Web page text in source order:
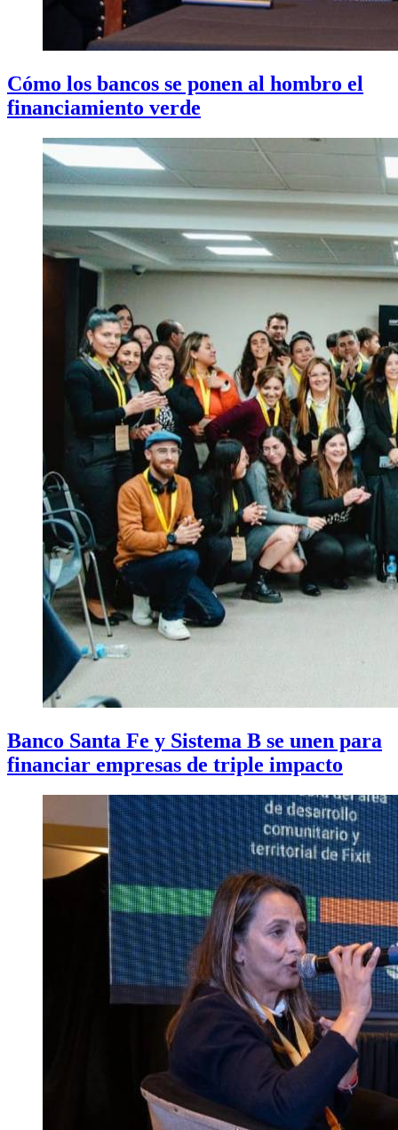
Cómo los bancos se ponen al hombro el
financiamiento verde
Banco Santa Fe y Sistema B se unen para
financiar empresas de triple impacto